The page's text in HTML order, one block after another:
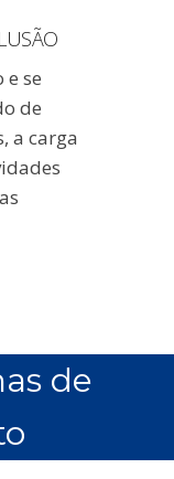
se
de
a carga
de